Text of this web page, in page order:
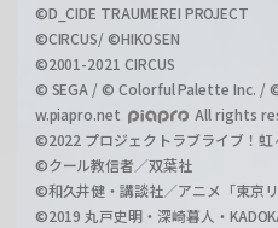
©D_CIDE TRAUMEREI PROJECT
©CIRCUS/ ©HIKOSEN
©2001-2021 CIRCUS
© SEGA / © Colorful Palette Inc. /
w.piapro.net
All rights
©2022 プロジェクトラブライブ！虹
©クール教信者／双葉社
©和久井健・講談社／アニメ「東京
©2019 丸戸史明・深崎暮人・